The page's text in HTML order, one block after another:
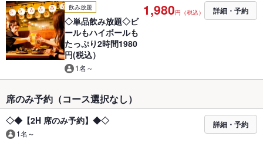
飲み放題
◇単品飲み放題◇ビ
ールもハイボールも
たっぷり2時間1980
円(税込）
1名～
1,980円（税込） 詳細・予約
席のみ予約（コース選択なし）
◇◆【2H 席のみ予約】◆◇
1名～
詳細・予約